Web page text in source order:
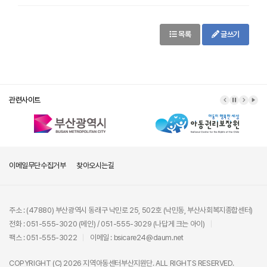
목록 글쓰기
관련사이트
이메일무단수집거부 찾아오시는길
주소 : (47880) 부산광역시 동래구 낙민로 25, 502호 (낙민동, 부산사회복지종합센터)
전화 : 051-555-3020 (메인) / 051-555-3029 (나답게 크는 아이)
팩스 : 051-555-3022
이메일 : bsicare24@daum.net
COPYRIGHT (C) 2026 지역아동센터부산지원단. ALL RIGHTS RESERVED.